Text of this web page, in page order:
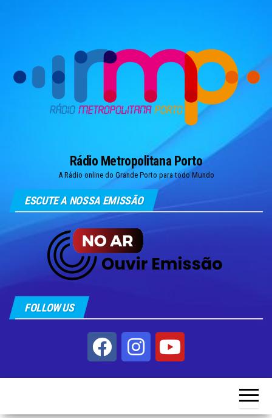
Rádio Metropolitana Porto
A Rádio online do Grande Porto para todo Mundo
ESCUTE A NOSSA EMISSÃO
FOLLOW US